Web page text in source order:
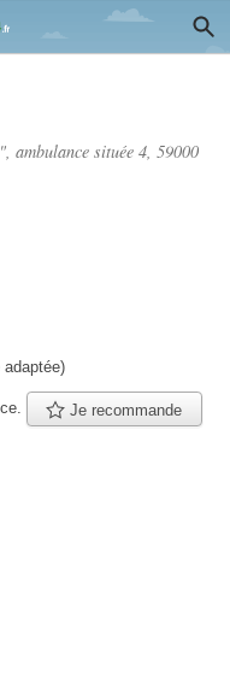
ambulance située 4, 59000
adaptée)
Je recommande